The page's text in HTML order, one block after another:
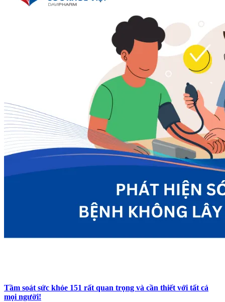
Tầm soát sức khỏe 151 rất quan trọng và cần thiết với tất cả
mọi người!